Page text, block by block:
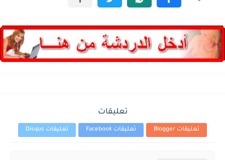
تعليقات
تعليقات Blogger تعليقات Facebook تعليقات Disqus